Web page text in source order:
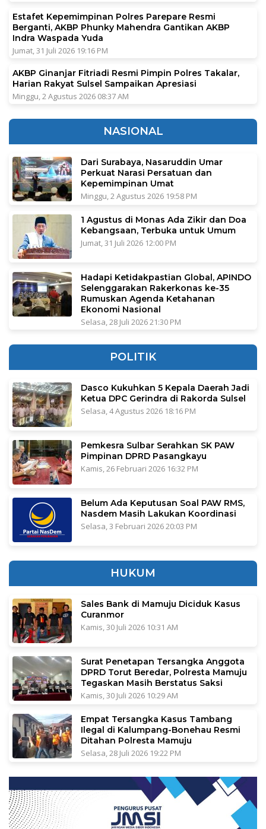
Estafet Kepemimpinan Polres Parepare Resmi
Berganti, AKBP Phunky Mahendra Gantikan AKBP
Indra Waspada Yuda
Jumat, 31 Juli 2026 19:16 PM
AKBP Ginanjar Fitriadi Resmi Pimpin Polres Takalar,
Harian Rakyat Sulsel Sampaikan Apresiasi
Minggu, 2 Agustus 2026 08:37 AM
NASIONAL
Dari Surabaya, Nasaruddin Umar
Perkuat Narasi Persatuan dan
Kepemimpinan Umat
Minggu, 2 Agustus 2026 19:58 PM
1 Agustus di Monas Ada Zikir dan Doa
Kebangsaan, Terbuka untuk Umum
Jumat, 31 Juli 2026 12:00 PM
Hadapi Ketidakpastian Global, APINDO
Selenggarakan Rakerkonas ke-35
Rumuskan Agenda Ketahanan
Ekonomi Nasional
Selasa, 28 Juli 2026 21:30 PM
POLITIK
Dasco Kukuhkan 5 Kepala Daerah Jadi
Ketua DPC Gerindra di Rakorda Sulsel
Selasa, 4 Agustus 2026 18:16 PM
Pemkesra Sulbar Serahkan SK PAW
Pimpinan DPRD Pasangkayu
Kamis, 26 Februari 2026 16:32 PM
Belum Ada Keputusan Soal PAW RMS,
Nasdem Masih Lakukan Koordinasi
Selasa, 3 Februari 2026 20:03 PM
HUKUM
Sales Bank di Mamuju Diciduk Kasus
Curanmor
Kamis, 30 Juli 2026 10:31 AM
Surat Penetapan Tersangka Anggota
DPRD Torut Beredar, Polresta Mamuju
Tegaskan Masih Berstatus Saksi
Kamis, 30 Juli 2026 10:29 AM
Empat Tersangka Kasus Tambang
Ilegal di Kalumpang-Bonehau Resmi
Ditahan Polresta Mamuju
Selasa, 28 Juli 2026 19:22 PM